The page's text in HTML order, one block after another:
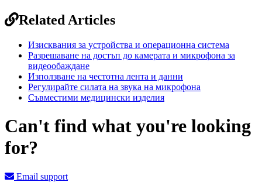
Related Articles
Изисквания за устройства и операционна система
Разрешаване на достъп до камерата и микрофона за
видеообаждане
Използване на честотна лента и данни
Регулирайте силата на звука на микрофона
Съвместими медицински изделия
Can't find what you're looking
for?
Email support